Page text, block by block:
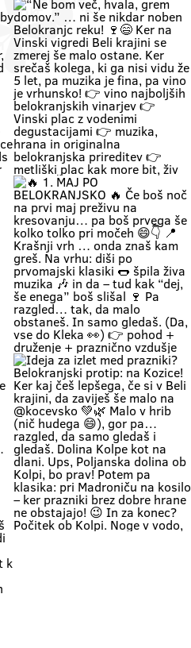
🚗 Zakaj bi vikend začel v koloni …
če ga lahk začneš s čofotom v
Kolpi? 🌊😎 Medtem ko eni na
avtocesti poslušajo “čez 300
metrov zastoj”, ti lahko že
namakaš noge v eni najlepših rek
pri nas. 💚 V Bela krajina mode: ✨
brez gužve ✨ brez živciranja ✨
brez pregrete pločevine ✨ pa z
veliko vode, sence in vikend kot
nekoč občutka Kolpa ima že
prijetnih 20+ °C, naravne plaže še
dihajo na izi, cesta do sem pa ni
stres test za živce. 😌 💡 Vikend
plan: kopalke ✔️ brisača ✔️ hladna
pijača ✔️ DARS drama ❌ 📍 Bela
krajina kliče. Pa ne po troblji. 😏
#BelaKrajina #Kolpa
#SloveniaOutdoor #FeelSlovenia
#Poletje Roadtrip Narava Kopanje
WeekendMood HiddenGem
SloveniaGreen
“Ne bom več, hvala, grem domov.”
… ni še nikdar noben Belokranjc
reku! 🍷😄 Ker na Vinski vigredi
Beli krajini se zmerej še malo
ostane. Ker srečaš kolega, ki ga
nisi vidu že 5 let, pa muzika je fina,
pa vino je vrhunsko! 👉 vino
najboljših belokranjskih vinarjev
👉 Vinski plac z vodenimi
degustacijami 👉 muzika, hrana in
originalna belokranjska prireditev
👉 metliški plac kak more bit, živ
in poln Če hočeš doživet Belo
krajino takšno, kot je zares —
prideš na Vigred. Za en večer.
Ostaneš pa še malo dlje. 😌🍇 Se
vidimo v Metliki! 🎥 Zavod za
turizem, kulturo, šport in mladino
Metlika #belakrajina #vinskavigred
#belakrajinasrčnihljudi #metlika
🔥 1. MAJ PO BELOKRANJSKO 🔥
Če boš noč na prvi maj preživu na
kresovanju… pa boš prvega še
kolko tolko pri močeh 😄👇 📍
Krašnji vrh … onda znaš kam greš.
Na vrhu: diši po prvomajski klasiki
🌭 špila živa muzika 🎶 in da – tud
kak “dej, še enega” boš slišal 🍷
Pa razgled… tak, da malo
obstaneš. In samo gledaš. (Da,
vse do Kleka 👀) 👉 pohod +
druženje + praznično vzdušje 👉
za družine, prijatelje, pa malo
rekreacije (če že mora bit 😄) 👉
začetek maja, kot se šika Pridi gor.
Če ne zaradi pohoda… pa zaradi
nas, Belokranjcev 🙌 Se vidimo!